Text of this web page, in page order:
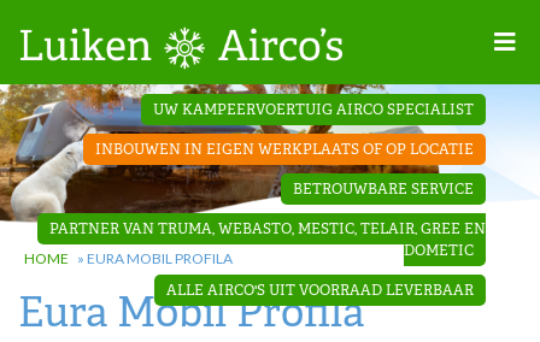
Projecten
Contact
Dakopbouw
airco’s
‘Onder de
bank’ airco’s
UW KAMPEERVOERTUIG AIRCO SPECIALIST
INBOUWEN IN EIGEN WERKPLAATS OF OP LOCATIE
BETROUWBARE SERVICE
PARTNER VAN TRUMA, WEBASTO, MESTIC, TELAIR, GREE EN
DOMETIC
ALLE AIRCO'S UIT VOORRAAD LEVERBAAR
HOME » EURA MOBIL PROFILA
Eura Mobil Profila